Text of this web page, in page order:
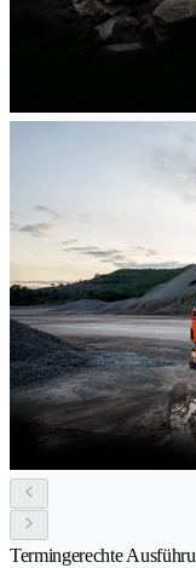
Termingerechte